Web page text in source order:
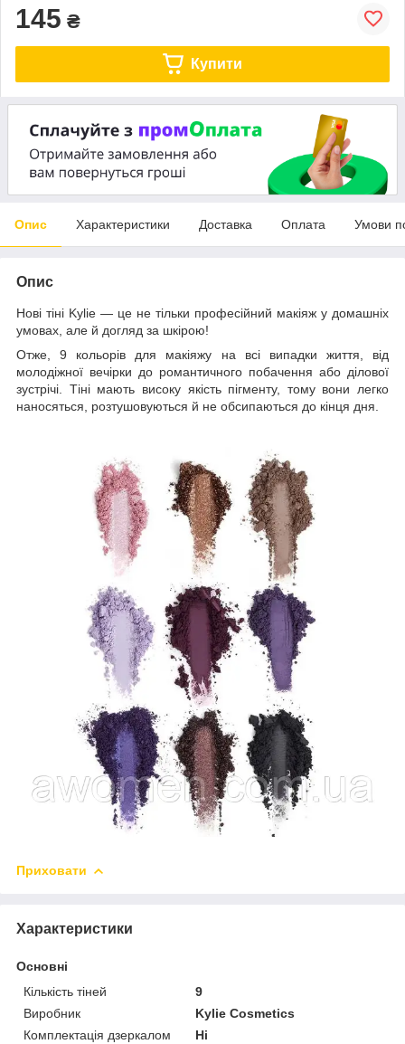
145 ₴
Купити
Опис Характеристики Доставка Оплата Умови
Опис
Нові тіні Kylie — це не тільки професійний макіяж у домашніх
умовах, але й догляд за шкірою!
Отже, 9 кольорів для макіяжу на всі випадки життя, від
молодіжної вечірки до романтичного побачення або ділової
зустрічі. Тіні мають високу якість пігменту, тому вони легко
наносяться, розтушовуються й не обсипаються до кінця дня.
Приховати
Характеристики
Основні
Кількість тіней
9
Виробник
Kylie Cosmetics
Комплектація дзеркалом
Ні